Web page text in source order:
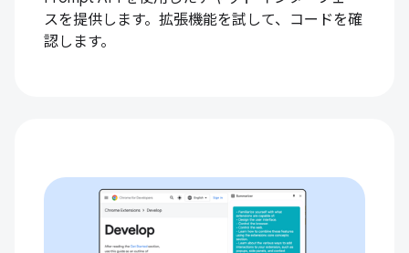
スを提供します。拡張機能を試して、コードを確
認します。